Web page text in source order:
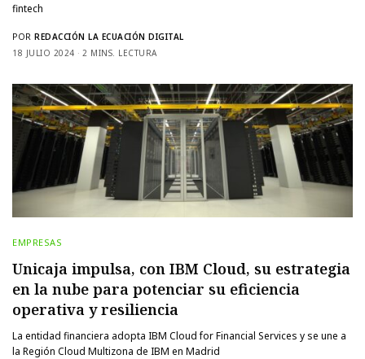
fintech
POR REDACCIÓN LA ECUACIÓN DIGITAL
18 JULIO 2024
2 MINS. LECTURA
EMPRESAS
Unicaja impulsa, con IBM Cloud, su estrategia
en la nube para potenciar su eficiencia
operativa y resiliencia
La entidad financiera adopta IBM Cloud for Financial Services y se une a
la Región Cloud Multizona de IBM en Madrid